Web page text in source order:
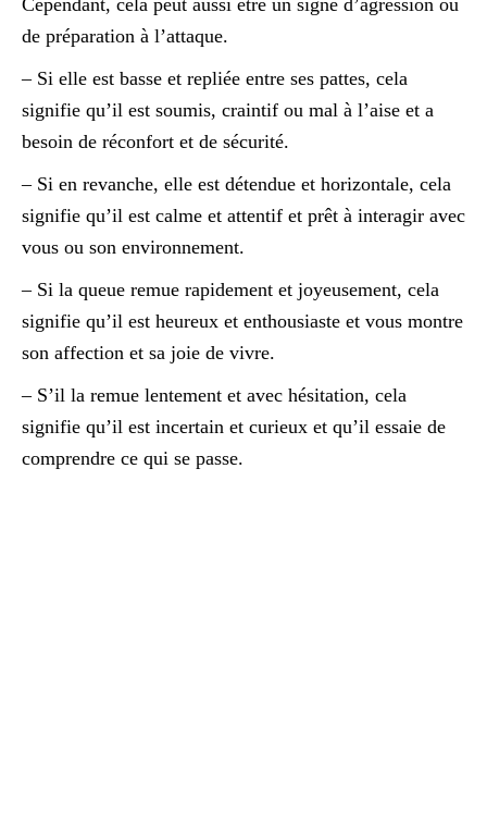
de préparation à l’attaque.
– Si elle est basse et repliée entre ses pattes, cela
signifie qu’il est soumis, craintif ou mal à l’aise et a
besoin de réconfort et de sécurité.
– Si en revanche, elle est détendue et horizontale, cela
signifie qu’il est calme et attentif et prêt à interagir avec
vous ou son environnement.
– Si la queue remue rapidement et joyeusement, cela
signifie qu’il est heureux et enthousiaste et vous montre
son affection et sa joie de vivre.
– S’il la remue lentement et avec hésitation, cela
signifie qu’il est incertain et curieux et qu’il essaie de
comprendre ce qui se passe.